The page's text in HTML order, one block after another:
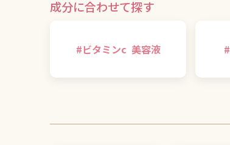
成分に合わせて探す
#ビタミンc 美容液 #